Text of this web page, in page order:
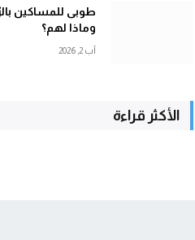
طوبى للمساكين
وماذا لهم؟
آب 2, 2026
الأكثر قراءة